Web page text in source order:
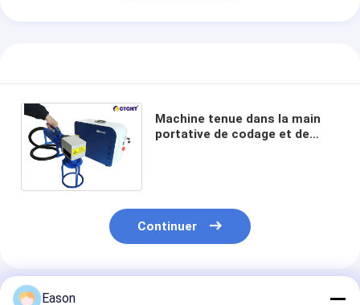
Machine tenue dans la main
portative de codage et de
Continuer
Produits Recommandés
Eason